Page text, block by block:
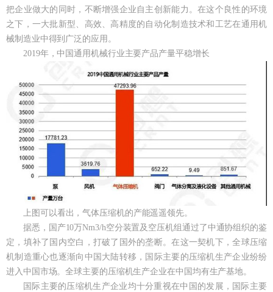
把企业做大的同时，不断增强企业自主创新能力。在这个良性的环境
之下，一大批新型、高效、高精度的自动化制造技术和工艺在通用机
械制造业中得到广泛的应用。
2019年，中国通用机械行业主要产品产量平稳增长
上图可以看出，气体压缩机的产能遥遥领先。
据悉，国产10万Nm3/h空分装置及空压机组通过了中通协组织的鉴
定，填补了国内空白，打破了国外的垄断。在这一契机下，全球压缩
机制造重心也逐渐向中国大陆转移，国际主要的压缩机生产企业纷纷
进入中国市场。全球主要的压缩机生产企业在中国均有生产基地。
国际主要的压缩机生产企业均十分重视在中国的发展，国际主要